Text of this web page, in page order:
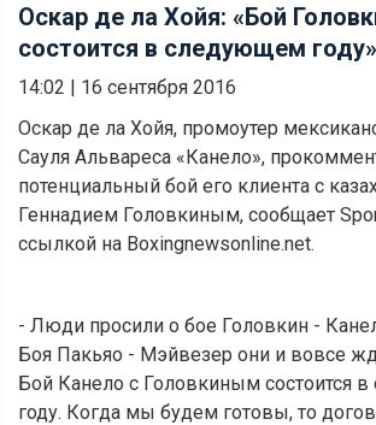
Оскар де ла Хойя: «Бой
состоится в следующем году»
14:02 | 16 сентября 2016
Оскар де ла Хойя, промоутер
Сауля Альвареса «Канело»,
потенциальный бой его клиента с
Геннадием Головкиным, сообщает
ссылкой на Boxingnewsonline.net.
- Люди просили о бое Головкин -
Боя Пакьяо - Мэйвезер они и вовсе
Бой Канело с Головкиным состоится
году. Когда мы будем готовы, то